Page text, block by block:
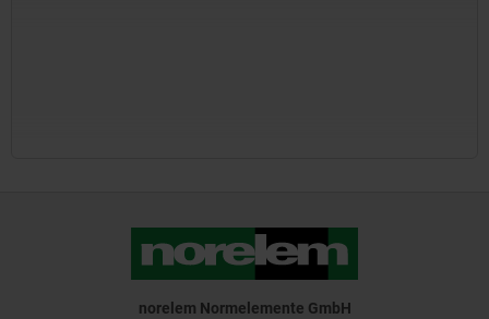
norelem Normelemente GmbH